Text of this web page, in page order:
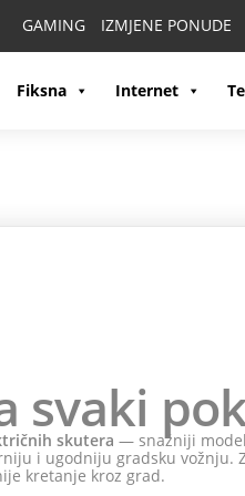
GAMING IZMJENE PONUDE
Fiksna Internet
svaki
skutera — snažniji
i ugodniju gradsku vožnju.
kretanje kroz grad.